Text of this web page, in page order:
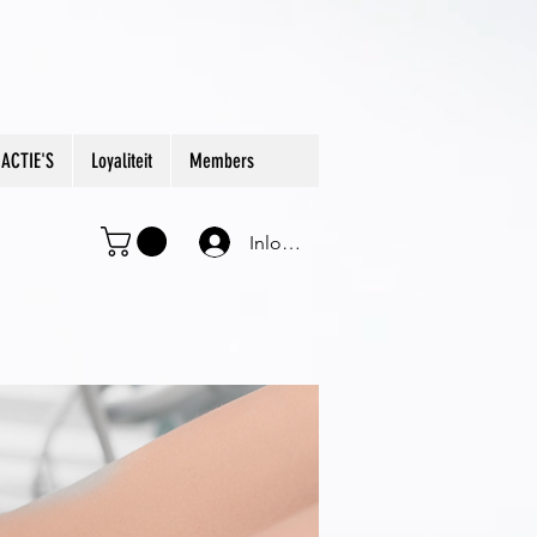
ACTIE'S Loyaliteit Members
Inloggen